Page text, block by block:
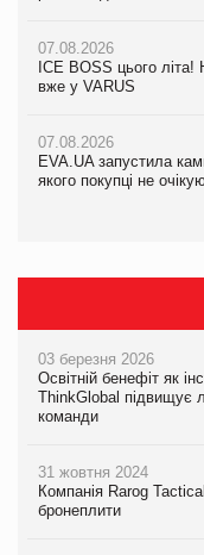
07.08.2026
ICE BOSS цього
вже у VARUS
07.08.2026
EVA.UA запустила
якого покупці не
07.08.2026
ICE BOSS цього
вже у VARUS
07.08.2026
EVA.UA запустила
якого покупці не
Продажі Hugo Boss
03 березня 2026
Освітній бенефіт як
ThinkGlobal підвищує
команди
31 жовтня 2024
Компанія Rarog
бронеплити